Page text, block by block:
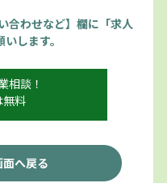
合わせなど】欄に「求人
します。
相談！
無料
へ戻る